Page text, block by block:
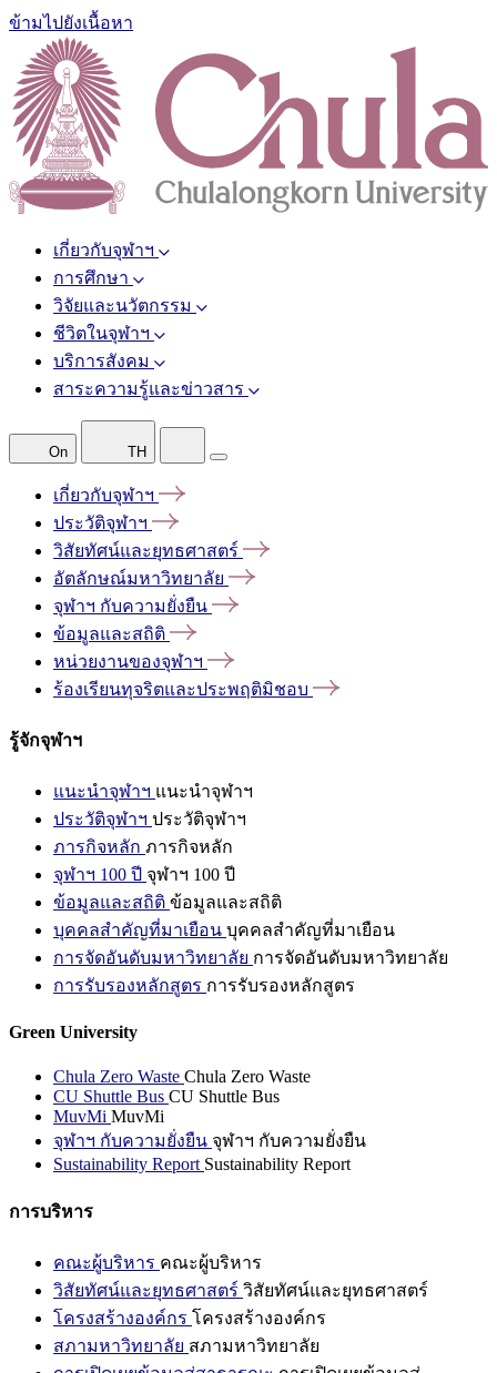
ข้ามไปยังเนื้อหา
เกี่ยวกับจุฬาฯ
การศึกษา
วิจัยและนวัตกรรม
ชีวิตในจุฬาฯ
บริการสังคม
สาระความรู้และข่าวสาร
On TH
เกี่ยวกับจุฬาฯ
ประวัติจุฬาฯ
วิสัยทัศน์และยุทธศาสตร์
อัตลักษณ์มหาวิทยาลัย
จุฬาฯ กับความยั่งยืน
ข้อมูลและสถิติ
หน่วยงานของจุฬาฯ
ร้องเรียนทุจริตและประพฤติมิชอบ
รู้จักจุฬาฯ
แนะนำจุฬาฯ แนะนำจุฬาฯ
ประวัติจุฬาฯ ประวัติจุฬาฯ
ภารกิจหลัก ภารกิจหลัก
จุฬาฯ 100 ปี จุฬาฯ 100 ปี
ข้อมูลและสถิติ ข้อมูลและสถิติ
บุคคลสำคัญที่มาเยือน บุคคลสำคัญที่มาเยือน
การจัดอันดับมหาวิทยาลัย การจัดอันดับมหาวิทยาลัย
การรับรองหลักสูตร การรับรองหลักสูตร
Green University
Chula Zero Waste Chula Zero Waste
CU Shuttle Bus CU Shuttle Bus
MuvMi MuvMi
จุฬาฯ กับความยั่งยืน จุฬาฯ กับความยั่งยืน
Sustainability Report Sustainability Report
การบริหาร
คณะผู้บริหาร คณะผู้บริหาร
วิสัยทัศน์และยุทธศาสตร์ วิสัยทัศน์และยุทธศาสตร์
โครงสร้างองค์กร โครงสร้างองค์กร
สภามหาวิทยาลัย สภามหาวิทยาลัย